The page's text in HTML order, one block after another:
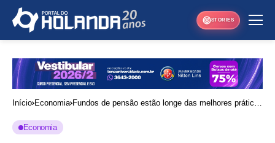
STORIES
Início Economia Fundos de pensão estão longe das melhores práticas
Economia